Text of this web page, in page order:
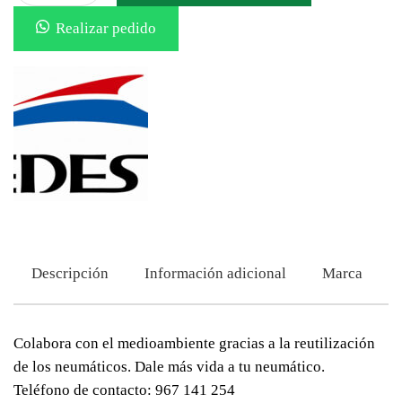
Realizar pedido
Descripción Información adicional Marca
Colabora con el medioambiente gracias a la reutilización
de los neumáticos. Dale más vida a tu neumático.
Teléfono de contacto: 967 141 254